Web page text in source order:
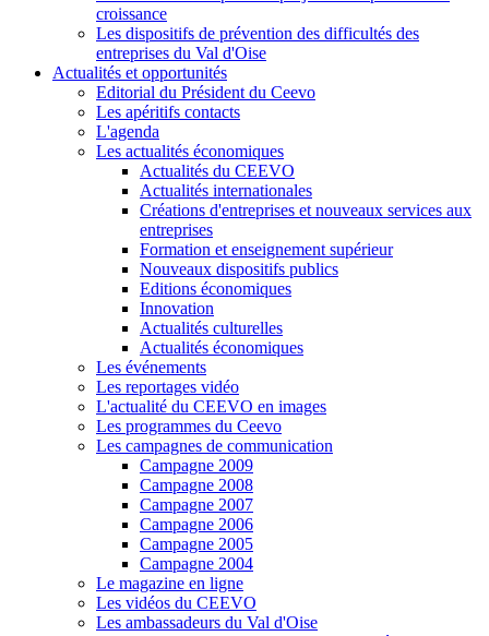
croissance
Les dispositifs de prévention des difficultés des
entreprises du Val d'Oise
Actualités et opportunités
Editorial du Président du Ceevo
Les apéritifs contacts
L'agenda
Les actualités économiques
Actualités du CEEVO
Actualités internationales
Créations d'entreprises et nouveaux services aux
entreprises
Formation et enseignement supérieur
Nouveaux dispositifs publics
Editions économiques
Innovation
Actualités culturelles
Actualités économiques
Les événements
Les reportages vidéo
L'actualité du CEEVO en images
Les programmes du Ceevo
Les campagnes de communication
Campagne 2009
Campagne 2008
Campagne 2007
Campagne 2006
Campagne 2005
Campagne 2004
Le magazine en ligne
Les vidéos du CEEVO
Les ambassadeurs du Val d'Oise